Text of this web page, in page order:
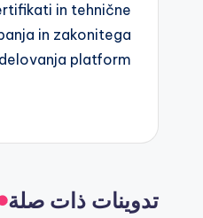
in tehnične
in zakonitega
delovanja platform.
تدوينات ذات صلة